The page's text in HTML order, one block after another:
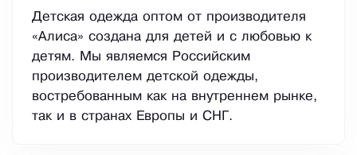
Детская одежда оптом от производителя
«Алиса» создана для детей и с любовью к
детям. Мы являемся Российским
производителем детской одежды,
востребованным как на внутреннем рынке,
так и в странах Европы и СНГ.